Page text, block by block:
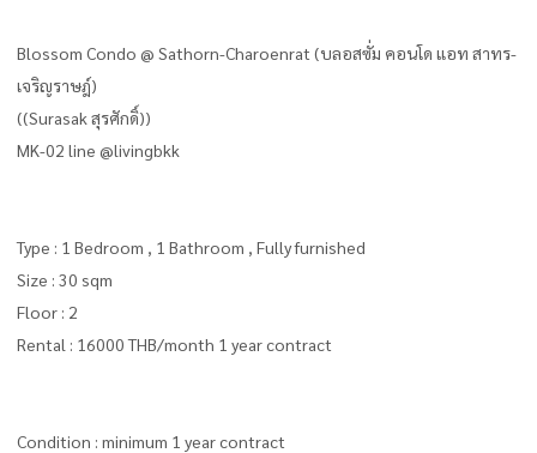
Blossom Condo @ Sathorn-Charoenrat (บลอสซั่ม คอนโด แอท สาทร-
เจริญราษฎ์)
((Surasak สุรศักดิ์))
MK-02 line @livingbkk
Type : 1 Bedroom , 1 Bathroom , Fully furnished
Size : 30 sqm
Floor : 2
Rental : 16000 THB/month 1 year contract
Condition : minimum 1 year contract